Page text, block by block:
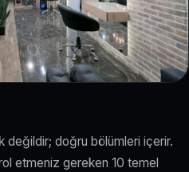
değildir; doğru bölümleri içerir.
etmeniz gereken 10 temel